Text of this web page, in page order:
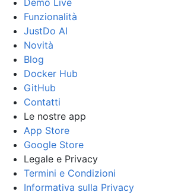
Demo Live
Funzionalità
JustDo AI
Novità
Blog
Docker Hub
GitHub
Contatti
Le nostre app
App Store
Google Store
Legale e Privacy
Termini e Condizioni
Informativa sulla Privacy